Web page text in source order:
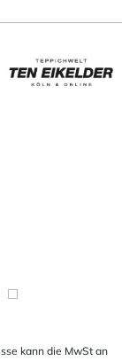
kann die MwSt an